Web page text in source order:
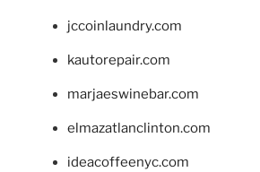
jccoinlaundry.com
kautorepair.com
marjaeswinebar.com
elmazatlanclinton.com
ideacoffeenyc.com